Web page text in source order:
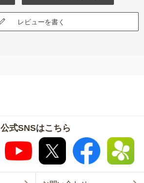
レビューを書く
公式SNSはこちら